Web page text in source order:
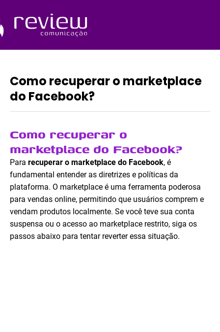
o
conteúdo
Como recuperar o marketplace
do Facebook?
Como recuperar o
marketplace do Facebook?
Para recuperar o marketplace do Facebook, é
fundamental entender as diretrizes e políticas da
plataforma. O marketplace é uma ferramenta poderosa
para vendas online, permitindo que usuários comprem e
vendam produtos localmente. Se você teve sua conta
suspensa ou o acesso ao marketplace restrito, siga os
passos abaixo para tentar reverter essa situação.